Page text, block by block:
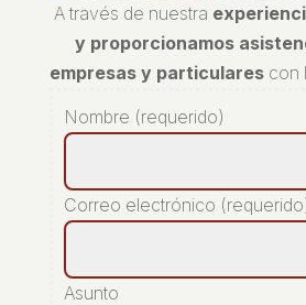
A través de nuestra
y proporcionamos
empresas y particularescon
Nombre (requerido)
Correo electrónico
Asunto